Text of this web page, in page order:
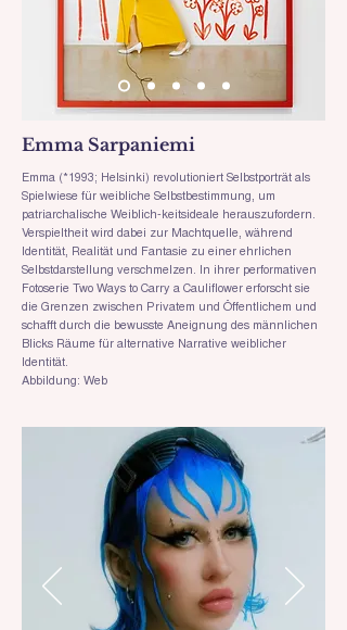
Emma Sarpaniemi
Emma (*1993; Helsinki) revolutioniert Selbstporträt als
Spielwiese für weibliche Selbstbestimmung, um
patriarchalische Weiblich-keitsideale herauszufordern.
Verspieltheit wird dabei zur Machtquelle, während
Identität, Realität und Fantasie zu einer ehrlichen
Selbstdarstellung verschmelzen. In ihrer performativen
Fotoserie Two Ways to Carry a Cauliflower erforscht sie
die Grenzen zwischen Privatem und Öffentlichem und
schafft durch die bewusste Aneignung des männlichen
Blicks Räume für alternative Narrative weiblicher
Identität.
Abbildung: Web